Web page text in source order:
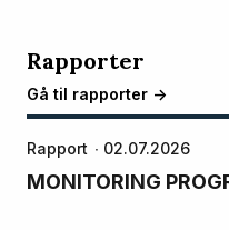
Rapporter
Gå til rapporter ->
Rapport 02.07.2026
MONITORING